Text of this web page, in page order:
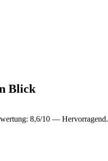
Blick
8,6/10 — Hervorragend.